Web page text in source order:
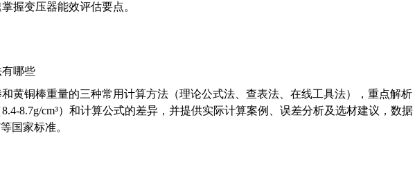
握变压器能效评估要点。
哪些
黄铜棒重量的三种常用计算方法（理论公式法、查表法、在线工具法），重点解析
8.7g/cm³）和计算公式的差异，并提供实际计算案例、误差分析及选材建议，数据
国家标准。